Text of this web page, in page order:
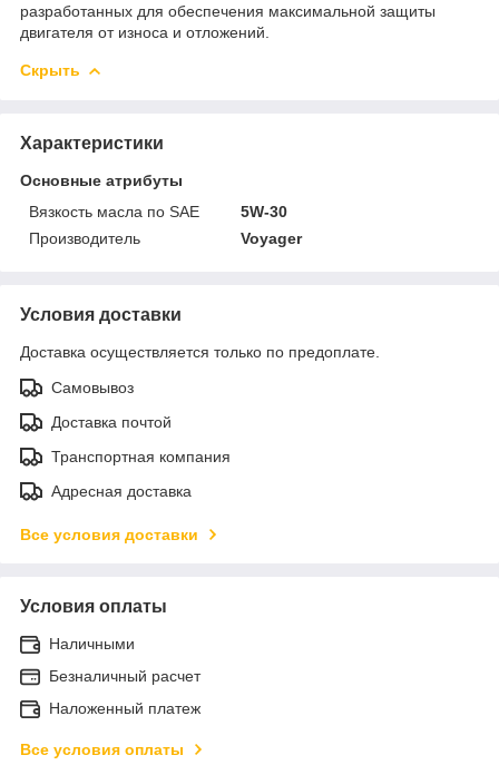
разработанных для обеспечения максимальной защиты
двигателя от износа и отложений.
Скрыть
Характеристики
Основные атрибуты
Вязкость масла по SAE
5W-30
Производитель
Voyager
Условия доставки
Доставка осуществляется только по предоплате.
Самовывоз
Доставка почтой
Транспортная компания
Адресная доставка
Все условия доставки
Условия оплаты
Наличными
Безналичный расчет
Наложенный платеж
Все условия оплаты